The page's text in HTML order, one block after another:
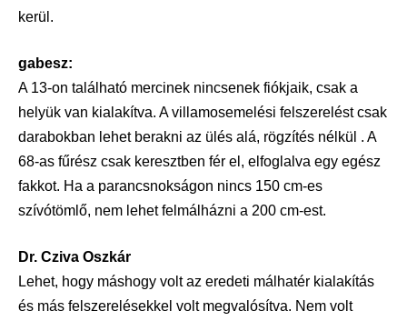
kerül.
gabesz:
A 13-on található mercinek nincsenek fiókjaik, csak a
helyük van kialakítva. A villamosemelési felszerelést csak
darabokban lehet berakni az ülés alá, rögzítés nélkül . A
68-as fűrész csak keresztben fér el, elfoglalva egy egész
fakkot. Ha a parancsnokságon nincs 150 cm-es
szívótömlő, nem lehet felmálházni a 200 cm-est.
Dr. Cziva Oszkár
Lehet, hogy máshogy volt az eredeti málhatér kialakítás
és más felszerelésekkel volt megvalósítva. Nem volt